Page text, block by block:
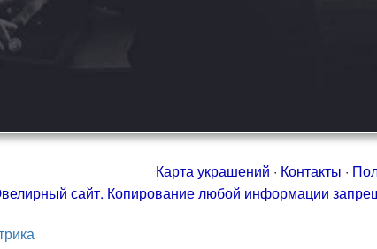
Карта украшений · Контакты ·
сайт. Копирование любой информации